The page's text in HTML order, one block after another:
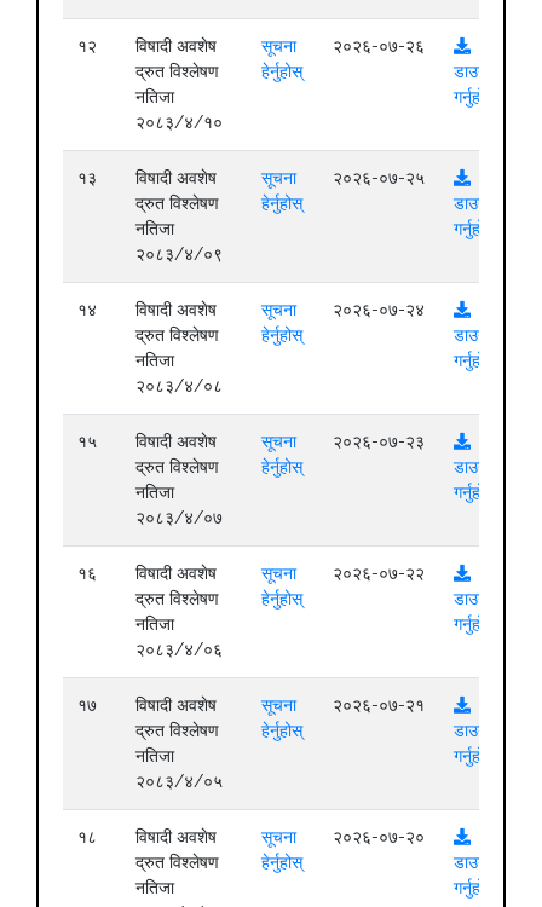
१२
विषादी अवशेष
द्रुत विश्लेषण
नतिजा
२०८३/४/१०
सूचना
हेर्नुहोस्
२०२६-०७-२६
डाउनलोड
गर्नुहोस्
१३
विषादी अवशेष
द्रुत विश्लेषण
नतिजा
२०८३/४/०९
सूचना
हेर्नुहोस्
२०२६-०७-२५
डाउनलोड
गर्नुहोस्
१४
विषादी अवशेष
द्रुत विश्लेषण
नतिजा
२०८३/४/०८
सूचना
हेर्नुहोस्
२०२६-०७-२४
डाउनलोड
गर्नुहोस्
१५
विषादी अवशेष
द्रुत विश्लेषण
नतिजा
२०८३/४/०७
सूचना
हेर्नुहोस्
२०२६-०७-२३
डाउनलोड
गर्नुहोस्
१६
विषादी अवशेष
द्रुत विश्लेषण
नतिजा
२०८३/४/०६
सूचना
हेर्नुहोस्
२०२६-०७-२२
डाउनलोड
गर्नुहोस्
१७
विषादी अवशेष
द्रुत विश्लेषण
नतिजा
२०८३/४/०५
सूचना
हेर्नुहोस्
२०२६-०७-२१
डाउनलोड
गर्नुहोस्
१८
विषादी अवशेष
द्रुत विश्लेषण
नतिजा
सूचना
हेर्नुहोस्
२०२६-०७-२०
डाउनलोड
गर्नुहोस्